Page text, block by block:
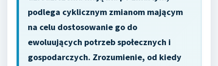
podlega cyklicznym zmianom mającym
na celu dostosowanie go do
ewoluujących potrzeb społecznych i
gospodarczych. Zrozumienie, od kiedy